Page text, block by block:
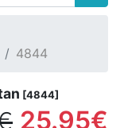
4844
[4844]
25.95€